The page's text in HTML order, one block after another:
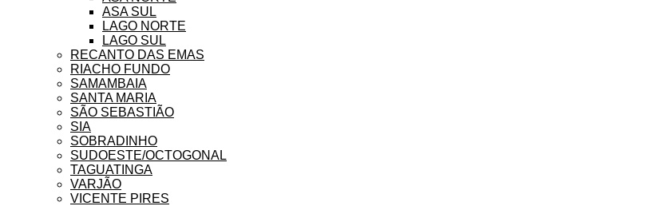
ASA SUL
LAGO NORTE
LAGO SUL
RECANTO DAS EMAS
RIACHO FUNDO
SAMAMBAIA
SANTA MARIA
SÃO SEBASTIÃO
SIA
SOBRADINHO
SUDOESTE/OCTOGONAL
TAGUATINGA
VARJÃO
VICENTE PIRES